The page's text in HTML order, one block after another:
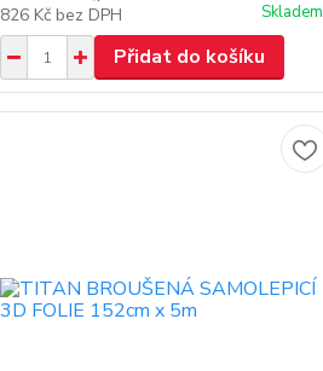
826 Kč bez DPH Skladem
Přidat do košíku